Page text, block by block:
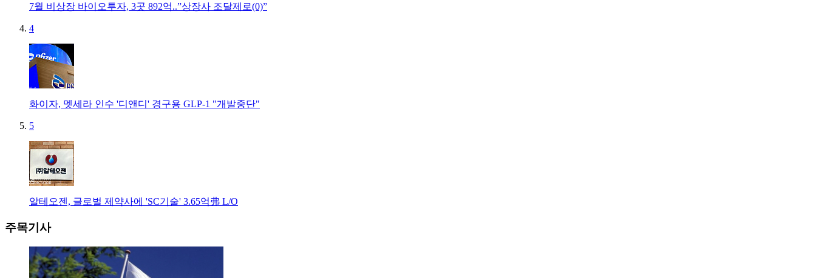
7월 비상장 바이오투자, 3곳 892억..”상장사 조달제로(0)”
4
화이자, 멧세라 인수 '디앤디' 경구용 GLP-1 "개발중단"
5
알테오젠, 글로벌 제약사에 'SC기술' 3.65억弗 L/O
주목기사